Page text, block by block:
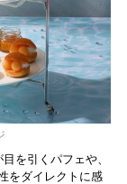
を引くパフェや、
をダイレクトに感